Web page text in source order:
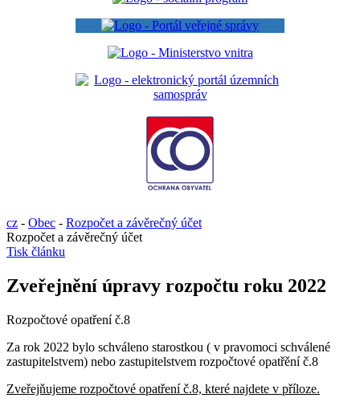
cz - Obec - Rozpočet a závěrečný účet
Rozpočet a závěrečný účet
Tisk článku
Zveřejnění úpravy rozpočtu roku 2022
Rozpočtové opatření č.8
Za rok 2022 bylo schváleno starostkou ( v pravomoci schválené
zastupitelstvem) nebo zastupitelstvem rozpočtové opatřění č.8
Zveřejňujeme rozpočtové opatření č.8, které najdete v příloze.